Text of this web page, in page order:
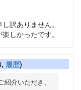
訳ありません。
しかったです。
履歴)
介いただき、